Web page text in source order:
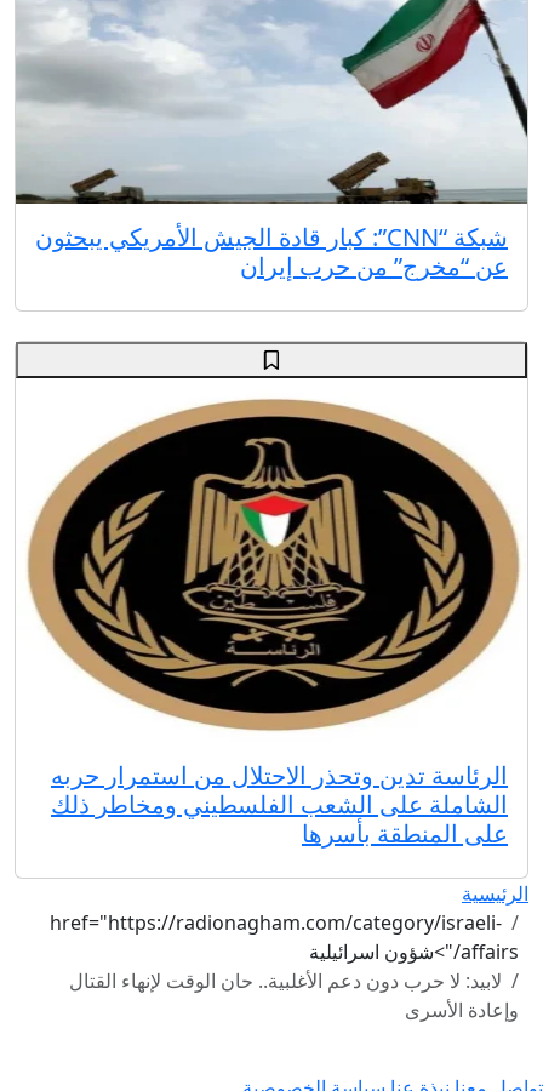
شبكة “CNN”: كبار قادة الجيش الأمريكي يبحثون
عن “مخرج” من حرب إيران
الرئاسة تدين وتحذر الاحتلال من استمرار حربه
الشاملة على الشعب الفلسطيني ومخاطر ذلك
على المنطقة بأسرها
الرئيسية
href="https://radionagham.com/category/israeli-
affairs/">شؤون اسرائيلية
لابيد: لا حرب دون دعم الأغلبية.. حان الوقت لإنهاء القتال
وإعادة الأسرى